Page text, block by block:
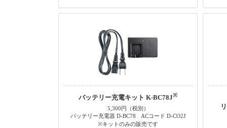
バッテリー充電キット K-BC78J※
5,300円（税別）
バッテリー充電器 D-BC78 ACコード D-CO2J
※キットのみの販売です